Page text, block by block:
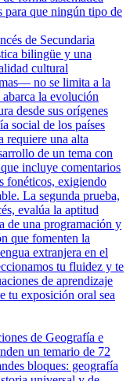
para que ningún tipo de
de Secundaria
bilingüe y una
cultural
no se limita a la
la evolución
desde sus orígenes
social de los países
requiere una alta
de un tema con
incluye comentarios
fonéticos, exigiendo
La segunda prueba,
evalúa la aptitud
de una programación y
que fomenten la
extranjera en el
tu fluidez y te
de aprendizaje
tu exposición oral sea
de Geografía e
un temario de 72
bloques: geografía